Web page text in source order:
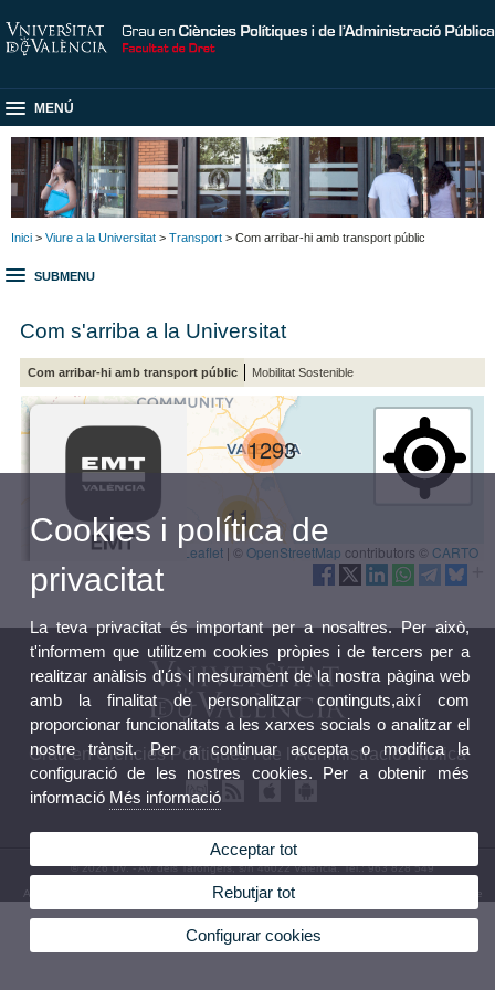
MENÚ
Inici > Viure a la Universitat > Transport > Com arribar-hi amb transport públic
SUBMENU
Com s'arriba a la Universitat
Com arribar-hi amb transport públic Mobilitat Sostenible
Grau en Ciències Polítiques i de l’Administració Pública
© 2026 UV. - Av. dels Tarongers, s/n 46022 València. Tel.: 963 828 549
Avís legal Política privacitat|Cookies| Bústia de contacte
Cookies i política de
privacitat
La teva privacitat és important per a nosaltres. Per això,
t'informem que utilitzem cookies pròpies i de tercers per a
realitzar anàlisis d'ús i mesurament de la nostra pàgina web
amb la finalitat de personalitzar continguts,així com
proporcionar funcionalitats a les xarxes socials o analitzar el
nostre trànsit. Per a continuar accepta o modifica la
configuració de les nostres cookies. Per a obtenir més
informació Més informació
Acceptar tot
Rebutjar tot
Configurar cookies